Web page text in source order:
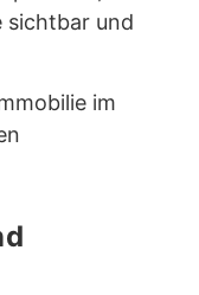
sichtbar und
im